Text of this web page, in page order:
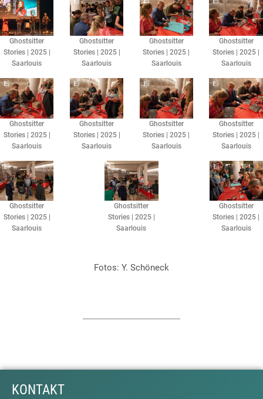
Ghostsitter
Stories | 2025 |
Saarlouis
Ghostsitter
Stories | 2025 |
Saarlouis
Ghostsitter
Stories | 2025 |
Saarlouis
Ghostsitter
Stories | 2025 |
Saarlouis
Ghostsitter
Stories | 2025 |
Saarlouis
Ghostsitter
Stories | 2025 |
Saarlouis
Ghostsitter
Stories | 2025 |
Saarlouis
Ghostsitter
Stories | 2025 |
Saarlouis
Ghostsitter
Stories | 2025 |
Saarlouis
Ghostsitter
Stories | 2025 |
Saarlouis
Ghostsitter
Stories | 2025 |
Saarlouis
Fotos: Y. Schöneck​
KONTAKT